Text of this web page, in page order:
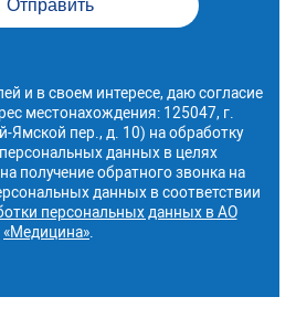
и в своем интересе, даю согласие
местонахождения: 125047, г.
Ямской пер., д. 10) на обработку
данных в целях
получение обратного звонка на
данных в соответствии
персональных данных в АО
«Медицина».